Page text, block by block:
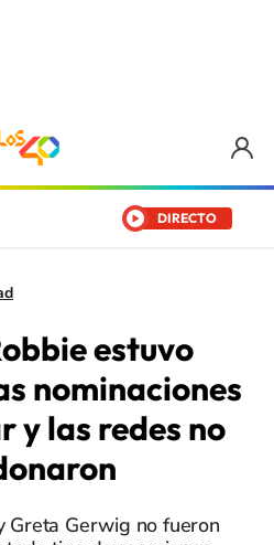
DIRECTO
estuvo
nominaciones
y las redes no
Greta Gerwig no fueron